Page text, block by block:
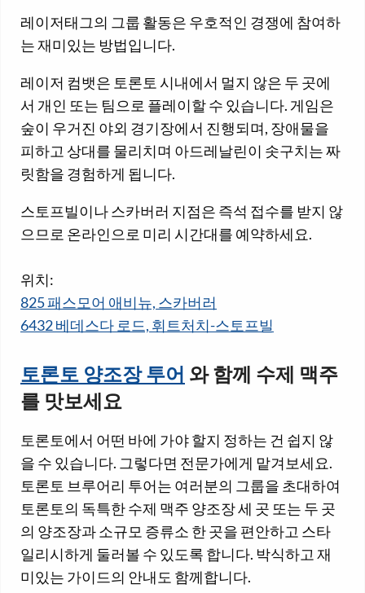
레이저태그의 그룹 활동은 우호적인 경쟁에 참여하
는 재미있는 방법입니다.
레이저 컴뱃은 토론토 시내에서 멀지 않은 두 곳에
서 개인 또는 팀으로 플레이할 수 있습니다. 게임은
숲이 우거진 야외 경기장에서 진행되며, 장애물을
피하고 상대를 물리치며 아드레날린이 솟구치는 짜
릿함을 경험하게 됩니다.
스토프빌이나 스카버러 지점은 즉석 접수를 받지 않
으므로 온라인으로 미리 시간대를 예약하세요.
위치:
825 패스모어 애비뉴, 스카버러
6432 베데스다 로드, 휘트처치-스토프빌
토론토 양조장 투어와 함께 수제 맥주
를 맛보세요
토론토에서 어떤 바에 가야 할지 정하는 건 쉽지 않
을 수 있습니다. 그렇다면 전문가에게 맡겨보세요.
토론토 브루어리 투어는 여러분의 그룹을 초대하여
토론토의 독특한 수제 맥주 양조장 세 곳 또는 두 곳
의 양조장과 소규모 증류소 한 곳을 편안하고 스타
일리시하게 둘러볼 수 있도록 합니다. 박식하고 재
미있는 가이드의 안내도 함께합니다.